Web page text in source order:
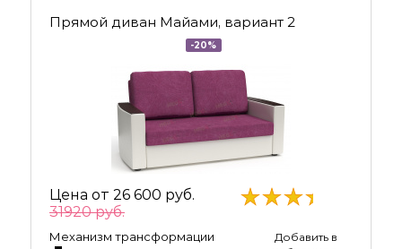
Прямой диван Майами, вариант 2
-20%
Цена от 26 600 руб.
31920 руб.
Механизм трансформации
Добавить в